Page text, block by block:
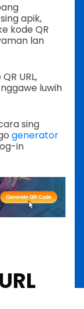
apik,
kode QR
lan
URL,
luwih
sing
generator
in